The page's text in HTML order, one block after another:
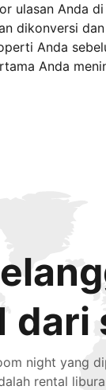
ulasan Anda
dikonversi
Anda
Anda
dari
night yang
rental